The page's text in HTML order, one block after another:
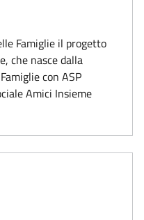
Famiglie il progetto
che nasce dalla
con ASP
Amici Insieme